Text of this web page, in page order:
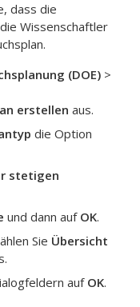
dass die
Wissenschaftler
(DOE) >
erstellen aus.
die Option
stetigen
und dann auf OK.
Sie Übersicht
auf OK.